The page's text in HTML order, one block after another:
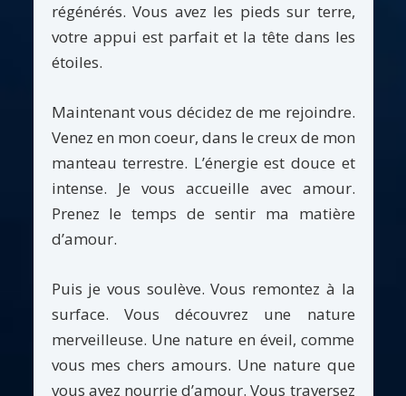
régénérés. Vous avez les pieds sur terre,
votre appui est parfait et la tête dans les
étoiles.
Maintenant vous décidez de me rejoindre.
Venez en mon coeur, dans le creux de mon
manteau terrestre. L’énergie est douce et
intense. Je vous accueille avec amour.
Prenez le temps de sentir ma matière
d’amour.
Puis je vous soulève. Vous remontez à la
surface. Vous découvrez une nature
merveilleuse. Une nature en éveil, comme
vous mes chers amours. Une nature que
vous avez nourrie d’amour. Vous traversez